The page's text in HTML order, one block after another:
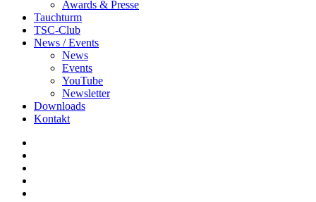
Awards & Presse
Tauchturm
TSC-Club
News / Events
News
Events
YouTube
Newsletter
Downloads
Kontakt